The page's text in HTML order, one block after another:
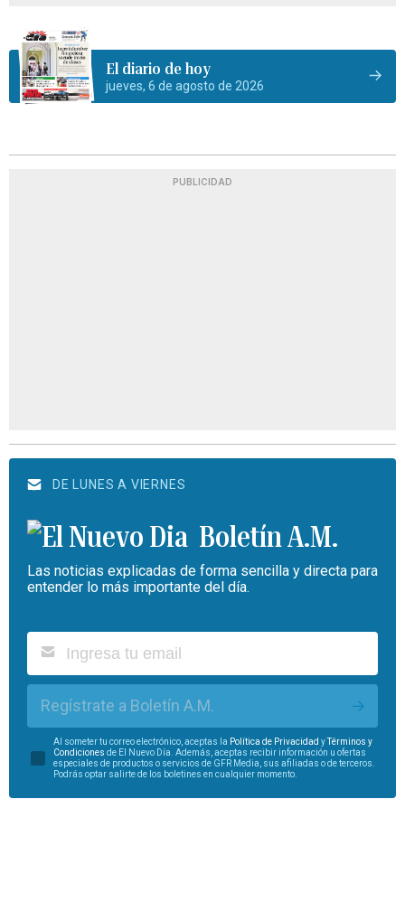
El diario de hoy
jueves, 6 de agosto de 2026
PUBLICIDAD
DE LUNES A VIERNES
Boletín A.M.
Las noticias explicadas de forma sencilla y directa para
entender lo más importante del día.
Regístrate a Boletín A.M.
Al someter tu correo electrónico, aceptas la Política de Privacidad y
Términos y
Condiciones de El Nuevo Día. Además, aceptas recibir información u ofertas
especiales de productos o servicios de GFR Media, sus afiliadas o de terceros.
Podrás optar salirte de los boletines en cualquier momento.